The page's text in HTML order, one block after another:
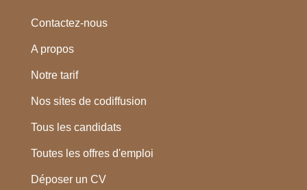
Contactez-nous
A propos
Notre tarif
Nos sites de codiffusion
Tous les candidats
Toutes les offres d'emploi
Déposer un CV